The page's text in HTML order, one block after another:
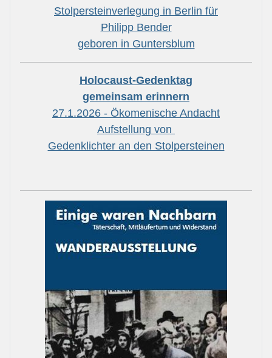
Stolpersteinverlegung in Berlin für
Philipp Bender
geboren in Guntersblum
Holocaust-Gedenktag
gemeinsam erinnern
27.1.2026 - Ökomenische Andacht
Aufstellung von
Gedenklichter an den Stolpersteinen